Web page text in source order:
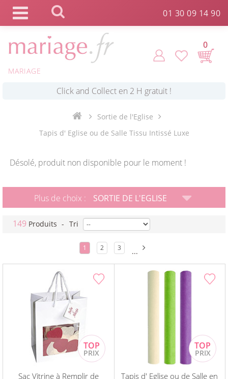
01 30 09 14 90
MARIAGE
0
Commande expédiée en 24h !
Click and Collect en 2 H gratuit !
Payez votre commande en 4X sans frais *
Sortie de l'Eglise
Tapis d' Eglise ou de Salle Tissu Intissé Luxe
Désolé, produit non disponible pour le moment !
Plus de choix : SORTIE DE L'EGLISE
149 Produits - Tri
1 2 3 ...
Sac Vitrine à Remplir de
Tapis d' Eglise ou de Salle en
Panneau de gestion des cookies